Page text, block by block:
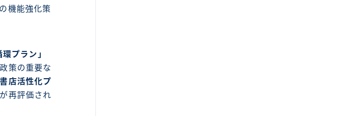
機能強化策
プラン」
策の重要な
店活性化プ
再評価され